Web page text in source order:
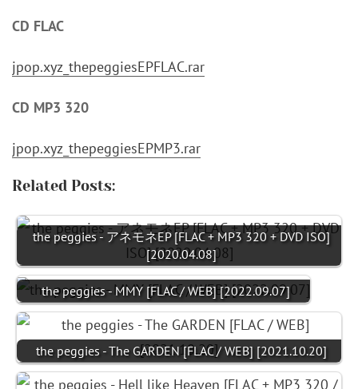
CD FLAC
jpop.xyz_thepeggiesEPFLAC.rar
CD MP3 320
jpop.xyz_thepeggiesEPMP3.rar
Related Posts:
the peggies - アネモネEP [FLAC + MP3 320 + DVD ISO]
[2020.04.08]
the peggies - MMY [FLAC / WEB] [2022.09.07]
the peggies - The GARDEN [FLAC / WEB] [2021.10.20]